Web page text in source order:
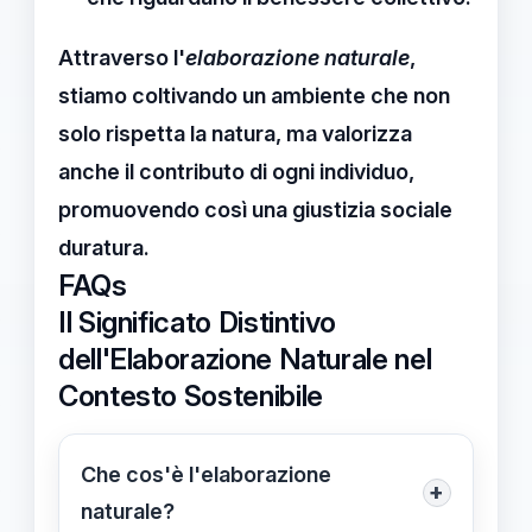
Attraverso l'elaborazione naturale,
stiamo coltivando un ambiente che non
solo rispetta la natura, ma valorizza
anche il contributo di ogni individuo,
promuovendo così una giustizia sociale
duratura.
FAQs
Il Significato Distintivo
dell'Elaborazione Naturale nel
Contesto Sostenibile
Che cos'è l'elaborazione
naturale?
+